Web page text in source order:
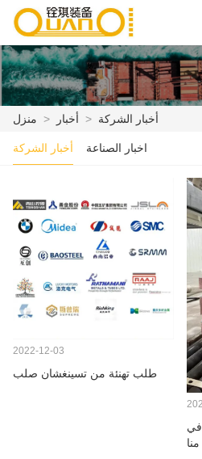
منزل
أخبار
حالة
مصنع العرض
معلومات عنا
العربية বাংলা ভাষার
منزل > أخبار > أخبار الشركة
أخبار الشركة اخبار الصناعة
2022-12-03
طلب تهنئة من تسينغشان صلب
في